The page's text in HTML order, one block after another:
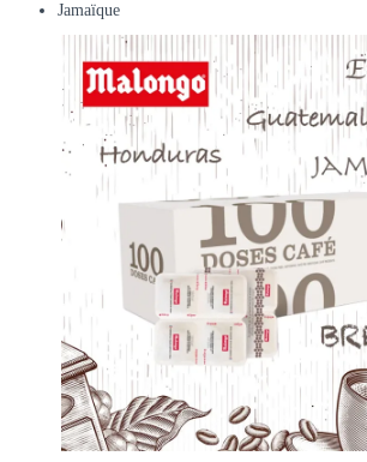
Jamaïque